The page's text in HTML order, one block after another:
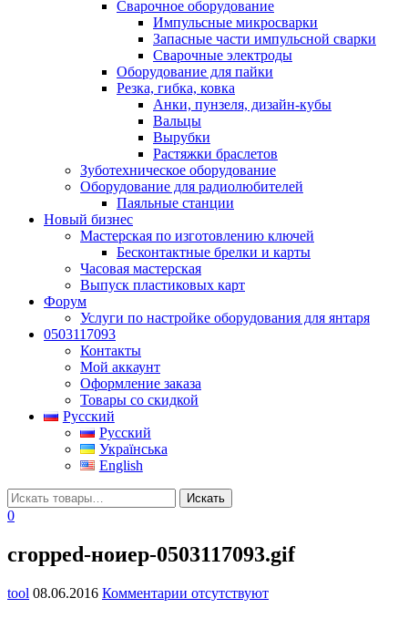
Сварочное оборудование
Импульсные микросварки
Запасные части импульсной сварки
Сварочные электроды
Оборудование для пайки
Резка, гибка, ковка
Анки, пунзеля, дизайн-кубы
Вальцы
Вырубки
Растяжки браслетов
Зуботехническое оборудование
Оборудование для радиолюбителей
Паяльные станции
Новый бизнес
Мастерская по изготовлению ключей
Бесконтактные брелки и карты
Часовая мастерская
Выпуск пластиковых карт
Форум
Услуги по настройке оборудования для янтаря
0503117093
Контакты
Мой аккаунт
Оформление заказа
Товары со скидкой
Русский
Русский
Українська
English
0
cropped-ноиер-0503117093.gif
tool 08.06.2016 Комментарии отсутствуют